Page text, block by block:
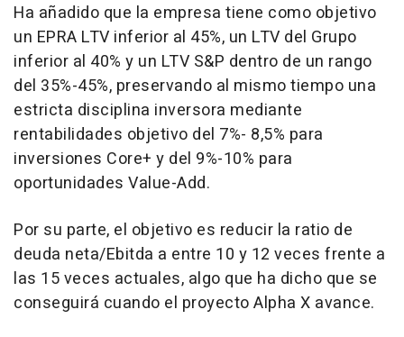
Ha añadido que la empresa tiene como objetivo
un EPRA LTV inferior al 45%, un LTV del Grupo
inferior al 40% y un LTV S&P dentro de un rango
del 35%-45%, preservando al mismo tiempo una
estricta disciplina inversora mediante
rentabilidades objetivo del 7%- 8,5% para
inversiones Core+ y del 9%-10% para
oportunidades Value-Add.
Por su parte, el objetivo es reducir la ratio de
deuda neta/Ebitda a entre 10 y 12 veces frente a
las 15 veces actuales, algo que ha dicho que se
conseguirá cuando el proyecto Alpha X avance.